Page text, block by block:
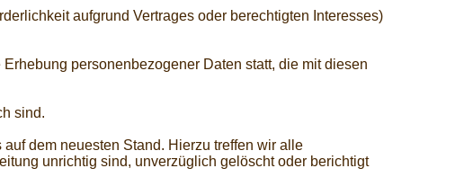
aufgrund Vertrages oder berechtigten Interesses)
personenbezogener Daten statt, die mit diesen
sind.
dem neuesten Stand. Hierzu treffen wir alle
unrichtig sind, unverzüglich gelöscht oder berichtigt